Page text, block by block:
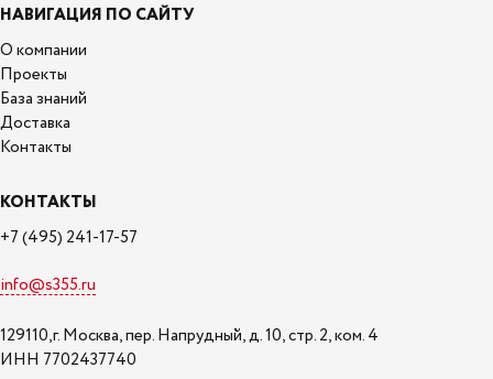
НАВИГАЦИЯ ПО САЙТУ
О компании
Проекты
База знаний
Доставка
Контакты
КОНТАКТЫ
+7 (495) 241-17-57
info@s355.ru
129110,г. Москва, пер. Напрудный, д. 10, стр. 2, ком. 4
ИНН 7702437740